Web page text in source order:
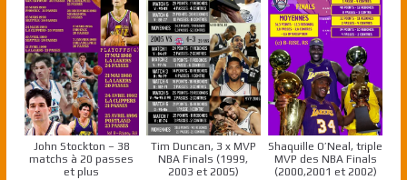
John Stockton – 38
matchs à 20 passes
et plus
Tim Duncan, 3 x MVP
NBA Finals (1999,
2003 et 2005)
Shaquille O’Neal, triple
MVP des NBA Finals
(2000,2001 et 2002)